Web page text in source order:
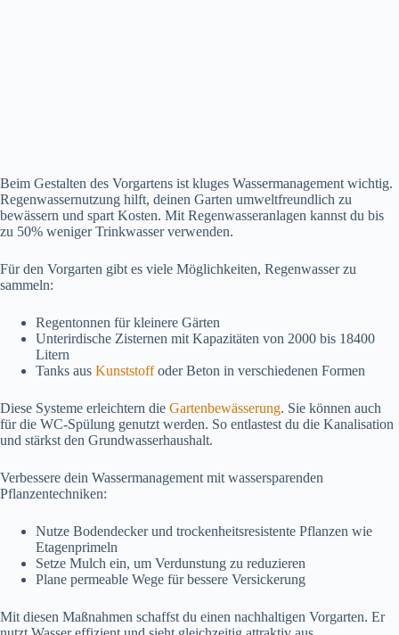
Beim Gestalten des Vorgartens ist kluges Wassermanagement wichtig.
Regenwassernutzung hilft, deinen Garten umweltfreundlich zu
bewässern und spart Kosten. Mit Regenwasseranlagen kannst du bis
zu 50% weniger Trinkwasser verwenden.
Für den Vorgarten gibt es viele Möglichkeiten, Regenwasser zu
sammeln:
Regentonnen für kleinere Gärten
Unterirdische Zisternen mit Kapazitäten von 2000 bis 18400
Litern
Tanks aus Kunststoffoder Beton in verschiedenen Formen
Diese Systeme erleichtern die Gartenbewässerung. Sie können auch
für die WC-Spülung genutzt werden. So entlastest du die Kanalisation
und stärkst den Grundwasserhaushalt.
Verbessere dein Wassermanagement mit wassersparenden
Pflanzentechniken:
Nutze Bodendecker und trockenheitsresistente Pflanzen wie
Etagenprimeln
Setze Mulch ein, um Verdunstung zu reduzieren
Plane permeable Wege für bessere Versickerung
Mit diesen Maßnahmen schaffst du einen nachhaltigen Vorgarten. Er